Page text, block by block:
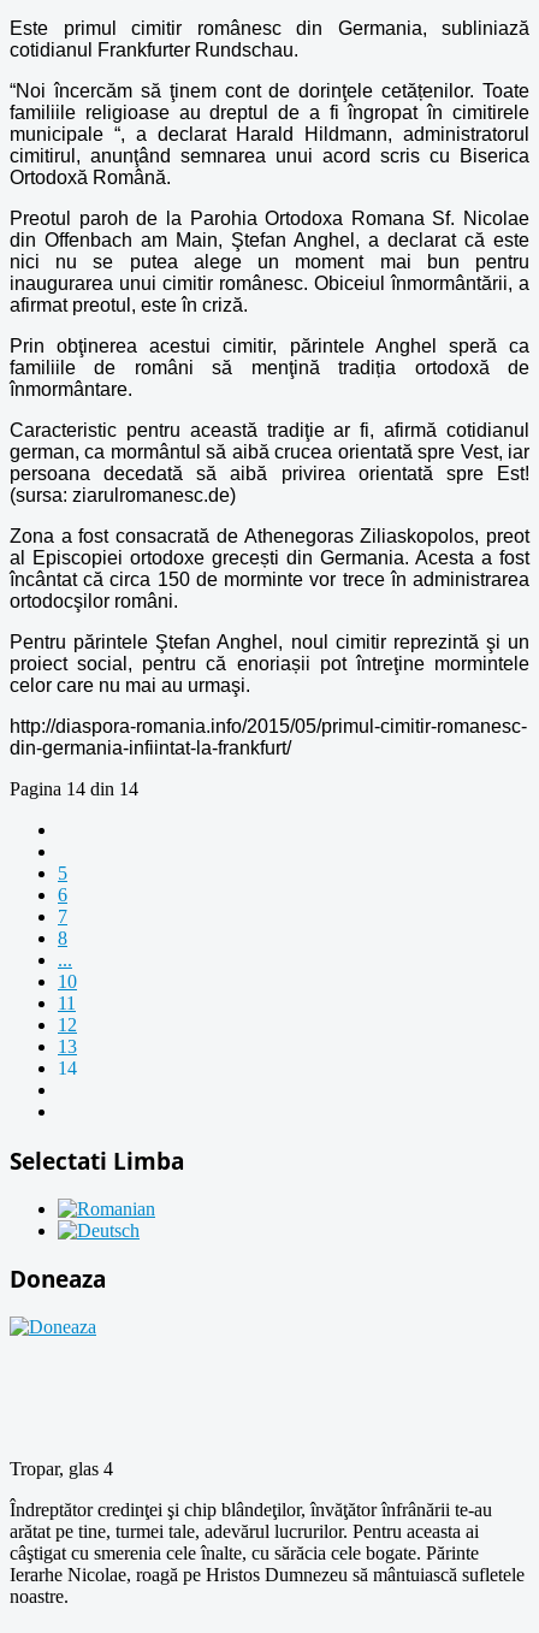
Este primul cimitir românesc din Germania, subliniază
cotidianul Frankfurter Rundschau.
“Noi încercăm să ţinem cont de dorinţele cetățenilor. Toate
familiile religioase au dreptul de a fi îngropat în cimitirele
municipale “, a declarat Harald Hildmann, administratorul
cimitirul, anunţând semnarea unui acord scris cu Biserica
Ortodoxă Română.
Preotul paroh de la Parohia Ortodoxa Romana Sf. Nicolae
din Offenbach am Main, Ştefan Anghel, a declarat că este
nici nu se putea alege un moment mai bun pentru
inaugurarea unui cimitir românesc. Obiceiul înmormântării, a
afirmat preotul, este în criză.
Prin obţinerea acestui cimitir, părintele Anghel speră ca
familiile de români să menţină tradiția ortodoxă de
înmormântare.
Caracteristic pentru această tradiţie ar fi, afirmă cotidianul
german, ca mormântul să aibă crucea orientată spre Vest, iar
persoana decedată să aibă privirea orientată spre Est!
(sursa: ziarulromanesc.de)
Zona a fost consacrată de Athenegoras Ziliaskopolos, preot
al Episcopiei ortodoxe grecești din Germania. Acesta a fost
încântat că circa 150 de morminte vor trece în administrarea
ortodocşilor români.
Pentru părintele Ştefan Anghel, noul cimitir reprezintă şi un
proiect social, pentru că enoriașii pot întreţine mormintele
celor care nu mai au urmaşi.
http://diaspora-romania.info/2015/05/primul-cimitir-romanesc-
din-germania-infiintat-la-frankfurt/
Pagina 14 din 14
5
6
7
8
...
10
11
12
13
14
Selectati Limba
Doneaza
Tropar, glas 4
Îndreptător credinţei şi chip blândeţilor, învăţător înfrânării te-au
arătat pe tine, turmei tale, adevărul lucrurilor. Pentru aceasta ai
câştigat cu smerenia cele înalte, cu sărăcia cele bogate. Părinte
Ierarhe Nicolae, roagă pe Hristos Dumnezeu să mântuiască sufletele
noastre.